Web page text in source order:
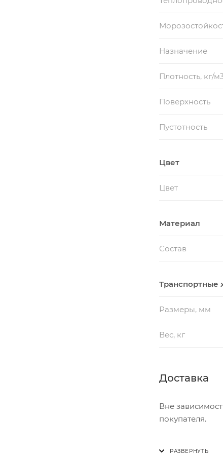
Назначение
Плотность, кг/
Поверхность
Пустотность
Цвет
Цвет
Материал
Состав
Транспортные
Размеры, мм
Вес, кг
Доставка
Вне
покупателя.